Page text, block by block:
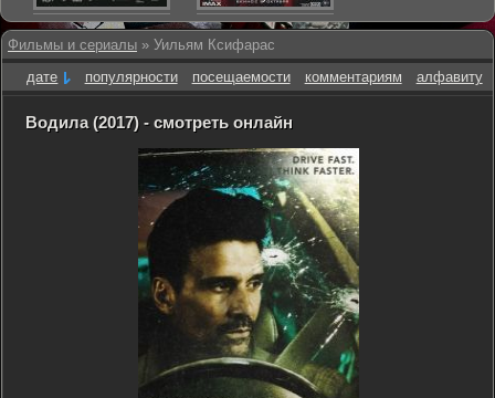
Фильмы и сериалы » Уильям Ксифарас
дате
популярности посещаемости комментариям алфавиту
Водила (2017) - смотреть онлайн